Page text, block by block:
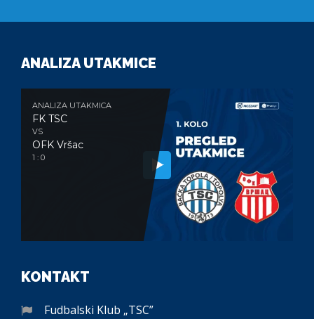
ANALIZA UTAKMICE
ANALIZA UTAKMICA
FK TSC
VS
OFK Vršac
1 : 0
KONTAKT
Fudbalski Klub „TSC”